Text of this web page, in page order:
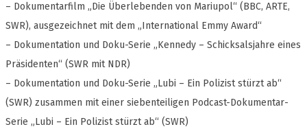
– Dokumentarfilm „Die Überlebenden von Mariupol“ (BBC, ARTE,
SWR), ausgezeichnet mit dem „International Emmy Award“
– Dokumentation und Doku-Serie „Kennedy – Schicksalsjahre eines
Präsidenten“ (SWR mit NDR)
– Dokumentation und Doku-Serie „Lubi – Ein Polizist stürzt ab“
(SWR) zusammen mit einer siebenteiligen Podcast-Dokumentar-
Serie „Lubi – Ein Polizist stürzt ab“ (SWR)